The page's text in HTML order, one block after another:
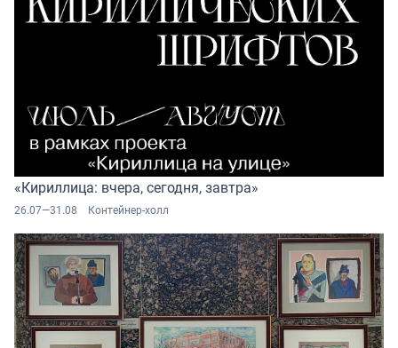
«Кириллица: вчера, сегодня, завтра»
26.07—31.08 Контейнер-холл